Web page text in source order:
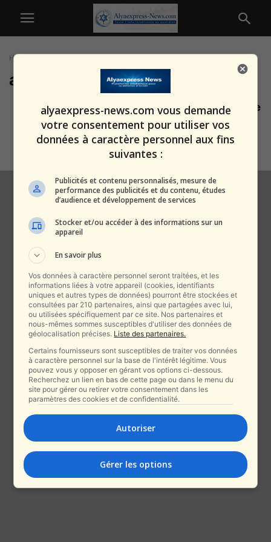
Home
alliance militaire
OTAN en péril : pourquoi l’alliance
ne survivra pas avec la...
alxprss_sab 20 janvier 2026
alyaexpress-news.com vous demande
votre consentement pour utiliser vos
données à caractère personnel aux fins
suivantes :
Publicités et contenu personnalisés, mesure de
performance des publicités et du contenu, études
d’audience et développement de services
Stocker et/ou accéder à des informations sur un
appareil
En savoir plus
Vos données à caractère personnel seront traitées, et les
informations liées à votre appareil (cookies, identifiants
uniques et autres types de données) pourront être stockées et
consultées par 210 partenaires, ainsi que partagées avec lui,
ou utilisées spécifiquement par ce site. Nos partenaires et
nous-mêmes sommes susceptibles d'utiliser des données de
géolocalisation précises. Liste des partenaires.
Certains fournisseurs sont susceptibles de traiter vos données
à caractère personnel sur la base de l'intérêt légitime. Vous
pouvez vous y opposer en gérant vos options ci-dessous.
Recherchez un lien en bas de cette page ou dans le menu du
site pour gérer ou retirer votre consentement dans les
paramètres des cookies et de confidentialité.
Autoriser
Gérer les options